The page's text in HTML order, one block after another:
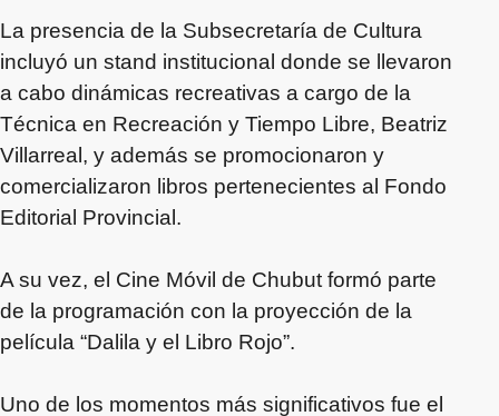
La presencia de la Subsecretaría de Cultura
incluyó un stand institucional donde se llevaron
a cabo dinámicas recreativas a cargo de la
Técnica en Recreación y Tiempo Libre, Beatriz
Villarreal, y además se promocionaron y
comercializaron libros pertenecientes al Fondo
Editorial Provincial.
A su vez, el Cine Móvil de Chubut formó parte
de la programación con la proyección de la
película “Dalila y el Libro Rojo”.
Uno de los momentos más significativos fue el